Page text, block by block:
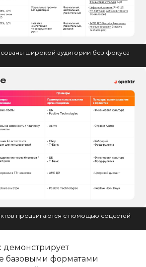
широкой аудитории без фокуса
продвигаются с помощью соцсетей
демонстрирует
базовыми форматами